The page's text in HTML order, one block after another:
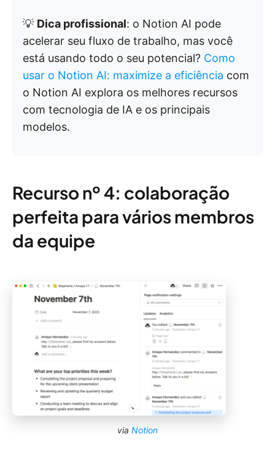
💡 Dica profissional: o Notion AI pode
acelerar seu fluxo de trabalho, mas você
está usando todo o seu potencial? Como
usar o Notion AI: maximize a eficiência com
o Notion AI explora os melhores recursos
com tecnologia de IA e os principais
modelos.
Recurso nº 4: colaboração
perfeita para vários membros
da equipe
via Notion